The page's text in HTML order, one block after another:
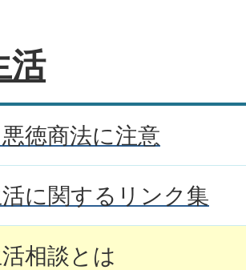
活
徳商法に注意
に関するリンク集
相談とは